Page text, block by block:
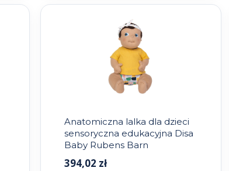
Anatomiczna lalka dla dzieci
sensoryczna edukacyjna Disa
Baby Rubens Barn
394,02 zł